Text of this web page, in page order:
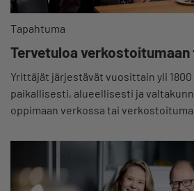
Tapahtuma
Tervetuloa
Yrittäjät järjestävät vuosittain yli
paikallisesti, alueellisesti ja
oppimaan verkossa tai